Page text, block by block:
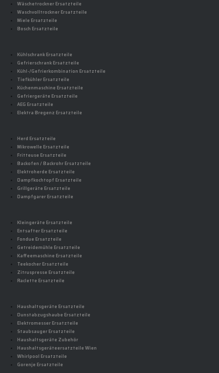
Wäschetrockner Ersatzteile
Waschvolltrockner Ersatzteile
Miele Ersatzteile
Bosch Ersatzteile
Kühlschrank Ersatzteile
Gefrierschrank Ersatzteile
Kühl-/Gefrierkombination Ersatzteile
Tiefkühler Ersatzteile
Küchenmaschine Ersatzteile
Gefriergeräte Ersatzteile
AEG Ersatzteile
Elektra Bregenz Ersatzteile
Herd Ersatzteile
Mikrowelle Ersatzteile
Fritteuse Ersatzteile
Backofen / Backrohr Ersatzteile
Elektroherde Ersatzteile
Dampfkochtopf Ersatzteile
Grillgeräte Ersatzteile
Dampfgarer Ersatzteile
Kleingeräte Ersatzteile
Entsafter Ersatzteile
Fondue Ersatzteile
Getreidemühle Ersatzteile
Kaffeemaschine Ersatzteile
Teekocher Ersatzteile
Zitruspresse Ersatzteile
Raclette Ersatzteile
Haushaltsgeräte Ersatzteile
Dunstabzugshaube Ersatzteile
Elektromesser Ersatzteile
Staubsauger Ersatzteile
Haushaltsgeräte Zubehör
Haushaltsgeräteersatzteile Wien
Whirlpool Ersatzteile
Gorenje Ersatzteile